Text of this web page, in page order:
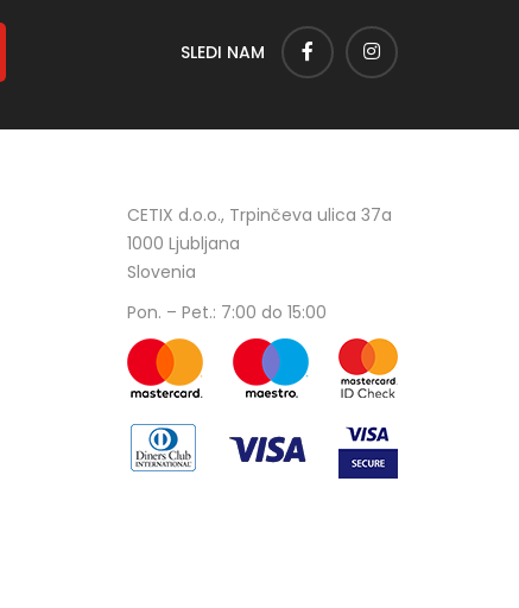
SLEDI NAM
CETIX d.o.o., Trpinčeva ulica 37a
1000 Ljubljana
Slovenia
Pon. – Pet.: 7:00 do 15:00